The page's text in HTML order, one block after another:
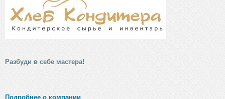
Разбуди в себе мастера!
Подробнее о компании